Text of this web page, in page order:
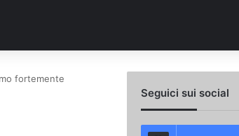
fortemente
Seguici sui social